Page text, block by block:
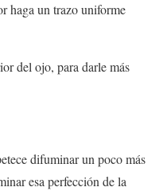
haga un trazo uniforme
del ojo, para darle más
difuminar un poco más
esa perfección de la